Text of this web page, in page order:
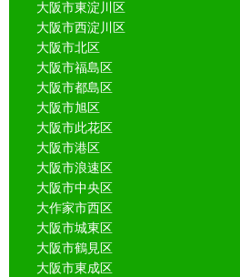
大阪市東淀川区
大阪市西淀川区
大阪市北区
大阪市福島区
大阪市都島区
大阪市旭区
大阪市此花区
大阪市港区
大阪市浪速区
大阪市中央区
大作家市西区
大阪市城東区
大阪市鶴見区
大阪市東成区